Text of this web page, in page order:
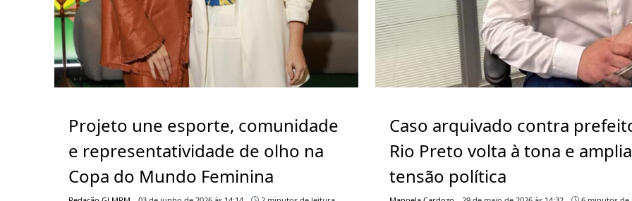
Projeto une esporte, comunidade
e representatividade de olho na
Copa do Mundo Feminina
Caso arquivado contra
Rio Preto volta à tona e amplia
tensão política